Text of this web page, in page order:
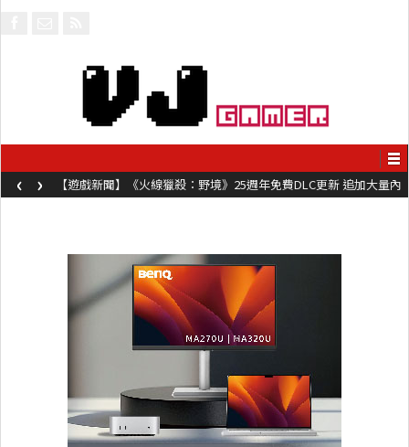
【遊戲新聞】《火線獵殺：野境》25週年免費DLC更新 追加大量內
容同時系舊作限時超平價折扣
‹ ›